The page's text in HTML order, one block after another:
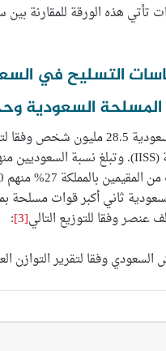
تأتي هذه الورقة للمقارنة
التسليح في
المسلحة السعودية
ثاني أكبر قوات مسلحة
[3]
: